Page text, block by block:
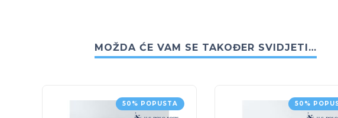
MOŽDA ĆE VAM SE TAKOĐER SVIDJETI…
50% POPUSTA 50%